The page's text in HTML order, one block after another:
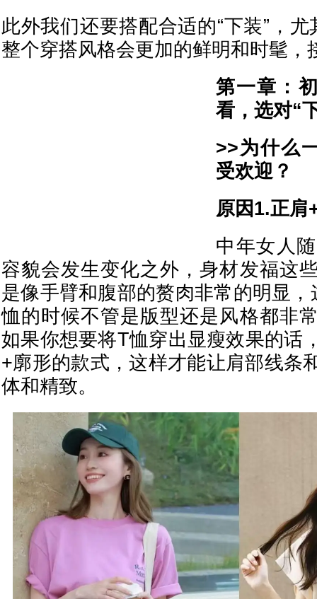
此外我们还要搭配合适的“下装”，
整个穿搭风格会更加的鲜明和时髦，
第一章：
看，选对“
>>为什么
受欢迎？
原因1.正肩
中年女人
容貌会发生变化之外，身材发福这
是像手臂和腹部的赘肉非常的明显
恤的时候不管是版型还是风格都非
如果你想要将T恤穿出显瘦效果的话
+廓形的款式，这样才能让肩部线条
体和精致。